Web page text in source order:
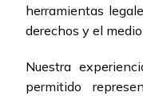
herramientas
derechos y el
Nuestra
permitido